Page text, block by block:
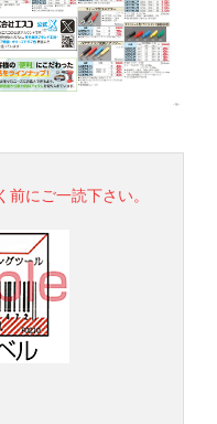
にご一読下さい。